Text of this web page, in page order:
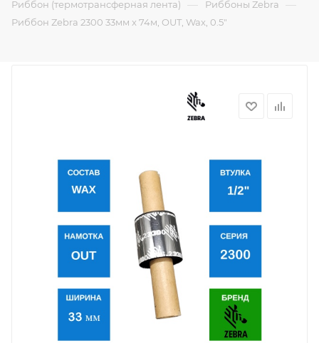
Риббон (термотрансферная лента) — Риббоны Zebra —
Риббон Zebra 2300 33мм x 74м, OUT, Wax, 0.5"